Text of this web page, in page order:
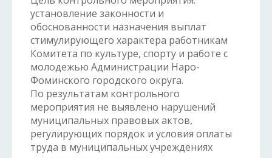
установление законности и
обоснованности назначения выплат
стимулирующего характера работникам
Комитета по культуре, спорту и работе с
молодежью Администрации Наро-
Фоминского городского округа.
По результатам контрольного
мероприятия не выявлено нарушений
муниципальных правовых актов,
регулирующих порядок и условия оплаты
труда в муниципальных учреждениях